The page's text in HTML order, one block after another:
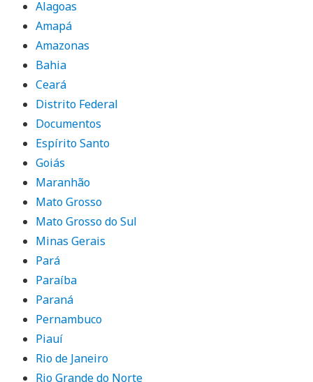
Alagoas
Amapá
Amazonas
Bahia
Ceará
Distrito Federal
Documentos
Espírito Santo
Goiás
Maranhão
Mato Grosso
Mato Grosso do Sul
Minas Gerais
Pará
Paraíba
Paraná
Pernambuco
Piauí
Rio de Janeiro
Rio Grande do Norte